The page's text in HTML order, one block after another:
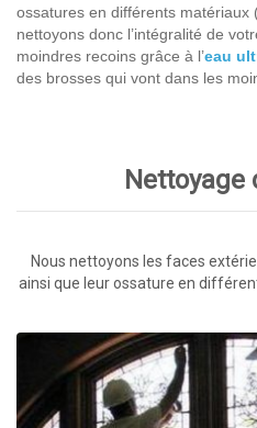
ossatures en différents matériaux
nettoyons donc l’intégralité de
moindres recoins grâce à l’eau
des brosses qui vont dans les
Nettoyage
Nous nettoyons les faces
ainsi que leur ossature en